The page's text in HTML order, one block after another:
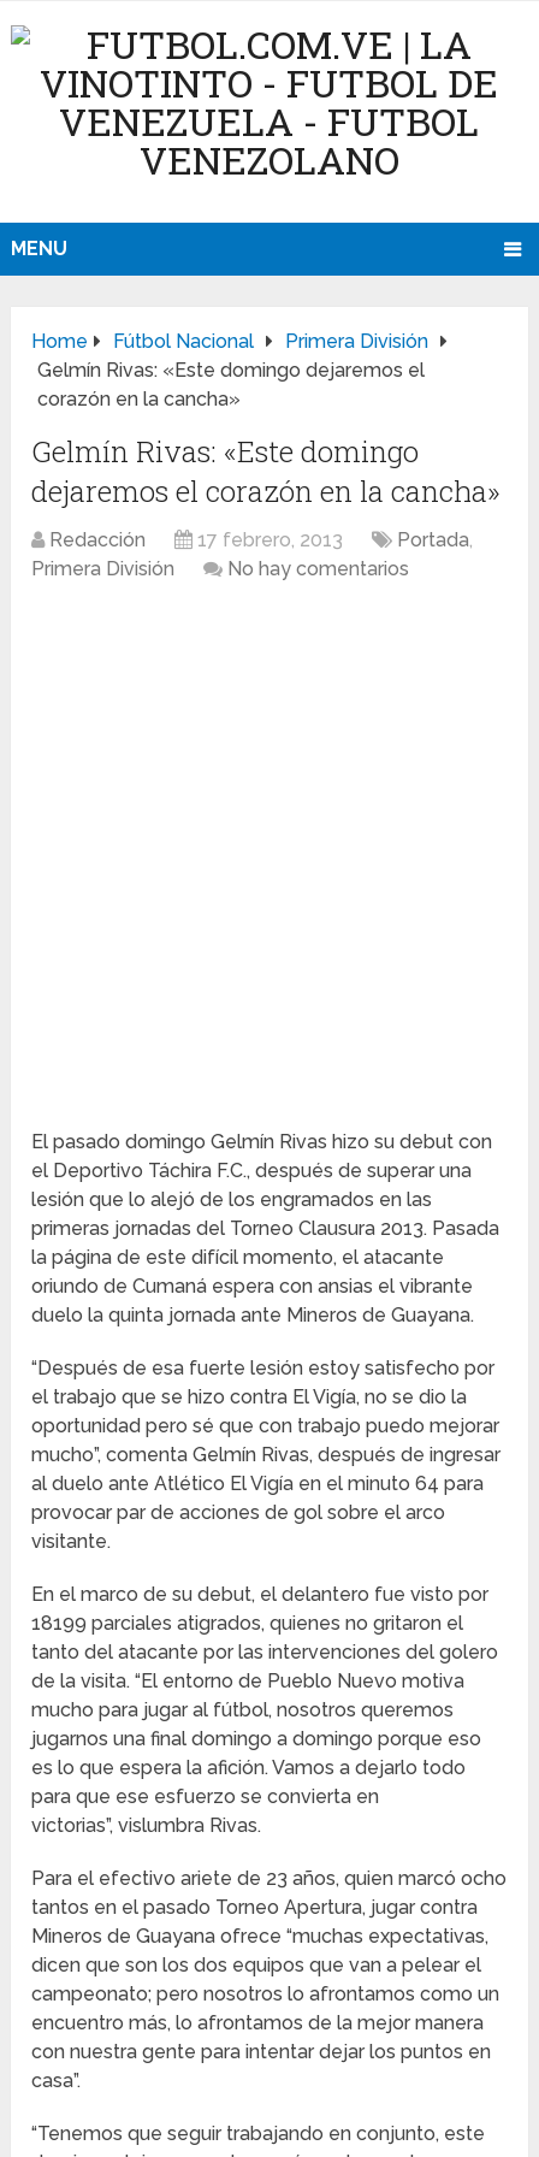
MENU
Home Fútbol Nacional
Primera División
Gelmín Rivas: «Este domingo dejaremos el
corazón en la cancha»
Gelmín Rivas: «Este domingo
dejaremos el corazón en la cancha»
Redacción 17 febrero, 2013 Portada,
Primera División
No hay comentarios
El pasado domingo Gelmín Rivas hizo su debut con
el Deportivo Táchira F.C., después de superar una
lesión que lo alejó de los engramados en las
primeras jornadas del Torneo Clausura 2013. Pasada
la página de este difícil momento, el atacante
oriundo de Cumaná espera con ansias el vibrante
duelo la quinta jornada ante Mineros de Guayana.
“Después de esa fuerte lesión estoy satisfecho por
el trabajo que se hizo contra El Vigía, no se dio la
oportunidad pero sé que con trabajo puedo mejorar
mucho”, comenta Gelmín Rivas, después de ingresar
al duelo ante Atlético El Vigía en el minuto 64 para
provocar par de acciones de gol sobre el arco
visitante.
En el marco de su debut, el delantero fue visto por
18199 parciales atigrados, quienes no gritaron el
tanto del atacante por las intervenciones del golero
de la visita. “El entorno de Pueblo Nuevo motiva
mucho para jugar al fútbol, nosotros queremos
jugarnos una final domingo a domingo porque eso
es lo que espera la afición. Vamos a dejarlo todo
para que ese esfuerzo se convierta en
victorias”, vislumbra Rivas.
Para el efectivo ariete de 23 años, quien marcó ocho
tantos en el pasado Torneo Apertura, jugar contra
Mineros de Guayana ofrece “muchas expectativas,
dicen que son los dos equipos que van a pelear el
campeonato; pero nosotros lo afrontamos como un
encuentro más, lo afrontamos de la mejor manera
con nuestra gente para intentar dejar los puntos en
casa”.
“Tenemos que seguir trabajando en conjunto, este